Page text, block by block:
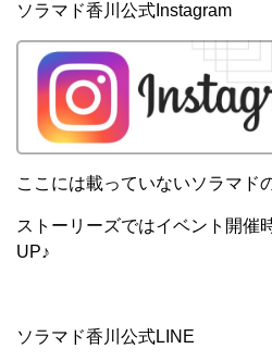
ソラマド香川公式Instagram
ここには載っていないソラマド
ストーリーズではイベント開催
UP♪
ソラマド香川公式LINE